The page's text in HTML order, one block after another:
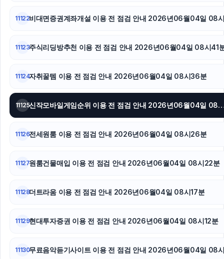
11122비대면증권계좌개설 이용 전 점검 안내 2026년06월04일 08
11123주식리딩방추천 이용 전 점검 안내 2026년06월04일 08시41
11124자취꿀템 이용 전 점검 안내 2026년06월04일 08시36분
11125 신작모바일게임순위 이용 전 점검 안내
11126전세원룸 이용 전 점검 안내 2026년06월04일 08시26분
11127원룸건물매입 이용 전 점검 안내 2026년06월04일 08시22분
11128더트라움 이용 전 점검 안내 2026년06월04일 08시17분
11129현대투자증권 이용 전 점검 안내 2026년06월04일 08시12분
11130무료음악듣기사이트 이용 전 점검 안내 2026년06월04일 08